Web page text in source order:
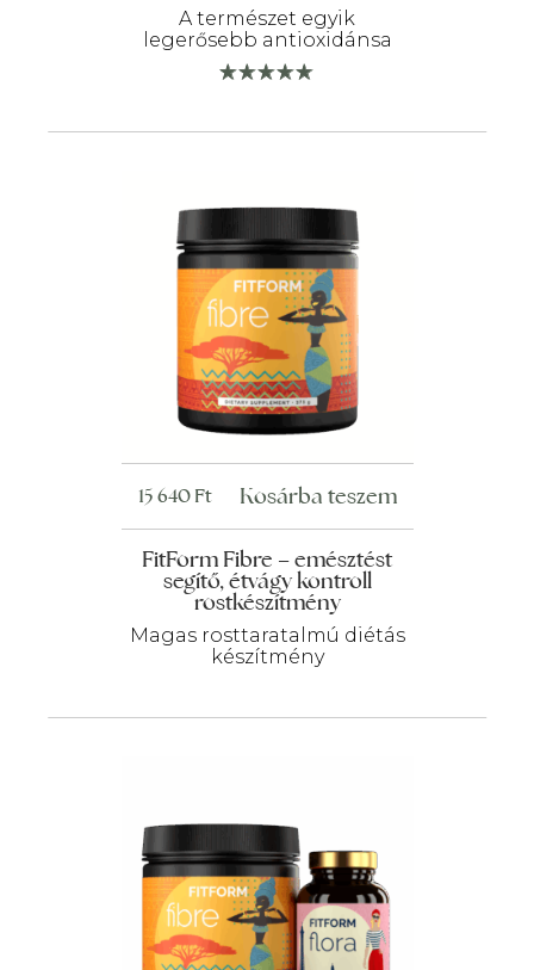
A természet egyik
legerősebb antioxidánsa
FitForm Fibre – emésztést
segítő, étvágy kontroll
rostkészítmény
Magas rosttaratalmú diétás
készítmény
15 640Ft Kosárba teszem